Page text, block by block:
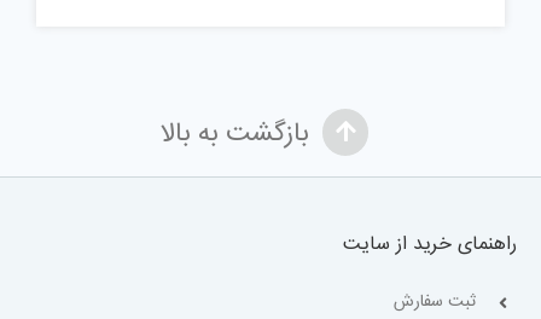
بازگشت به بالا
راهنمای خرید از سایت
ثبت سفارش